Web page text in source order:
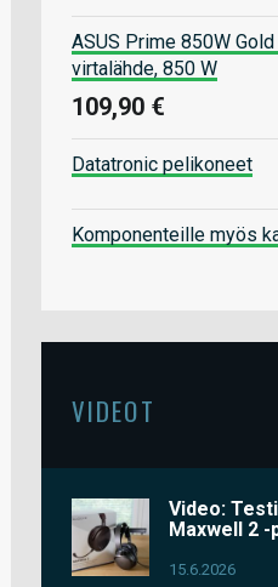
ASUS Prime 850W Gold
virtalähde, 850 W
109,90 €
Datatronic pelikoneet
Komponenteille myös
VIDEOT
Video:
Maxwell 2
15.6.2026